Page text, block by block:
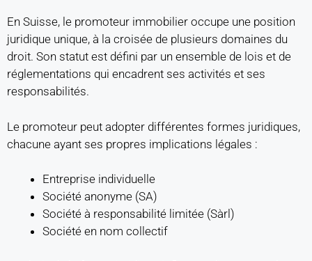
En Suisse, le promoteur immobilier occupe une position
juridique unique, à la croisée de plusieurs domaines du
droit. Son statut est défini par un ensemble de lois et de
réglementations qui encadrent ses activités et ses
responsabilités.
Le promoteur peut adopter différentes formes juridiques,
chacune ayant ses propres implications légales :
Entreprise individuelle
Société anonyme (SA)
Société à responsabilité limitée (Sàrl)
Société en nom collectif